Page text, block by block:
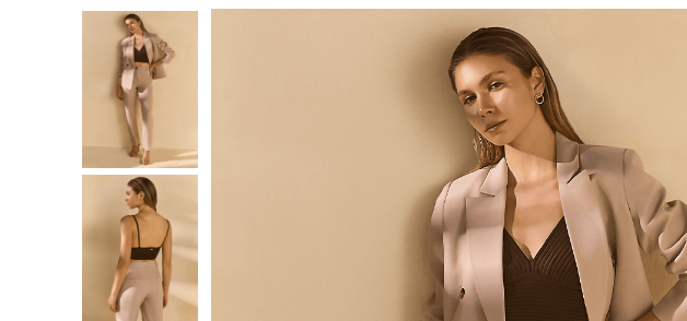
blusa
tricot
camisa
saia
8º
couro
calça jeans
jeans